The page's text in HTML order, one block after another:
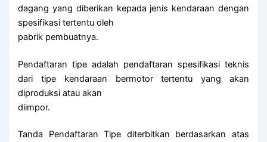
dagang yang diberikan kepada jenis kendaraan dengan
spesifikasi tertentu oleh
pabrik pembuatnya.
Pendaftaran tipe adalah pendaftaran spesifikasi teknis
dari tipe kendaraan bermotor tertentu yang akan
diproduksi atau akan
diimpor.
Tanda Pendaftaran Tipe diterbitkan berdasarkan atas